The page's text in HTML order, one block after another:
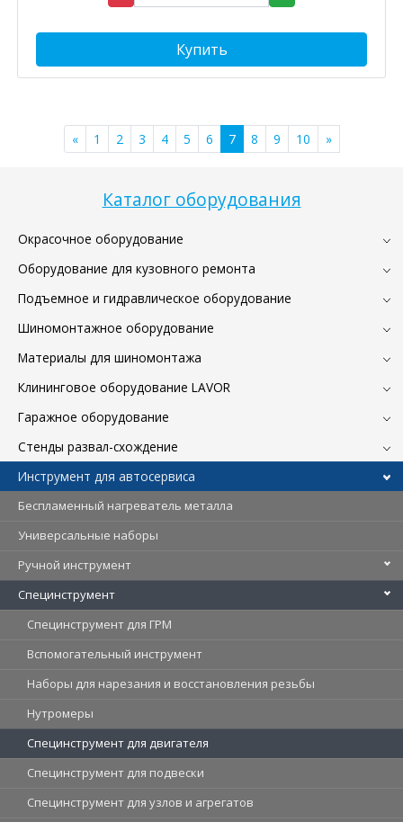
Каталог оборудования
Окрасочное оборудование
Оборудование для кузовного ремонта
Подъемное и гидравлическое оборудование
Шиномонтажное оборудование
Материалы для шиномонтажа
Клининговое оборудование LAVOR
Гаражное оборудование
Стенды развал-схождение
Инструмент для автосервиса
Беспламенный нагреватель металла
Универсальные наборы
Ручной инструмент
Специнструмент
Специнструмент для ГРМ
Вспомогательный инструмент
Наборы для нарезания и восстановления резьбы
Нутромеры
Специнструмент для двигателя
Специнструмент для подвески
Специнструмент для узлов и агрегатов
Купить
« 1 2 3 4 5 6 7 8 9 10 »